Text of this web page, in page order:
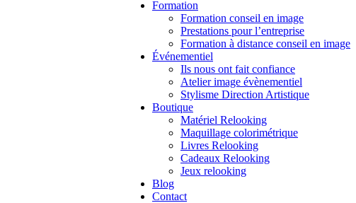
Formation
Formation conseil en image
Prestations pour l’entreprise
Formation à distance conseil en image
Événementiel
Ils nous ont fait confiance
Atelier image évènementiel
Stylisme Direction Artistique
Boutique
Matériel Relooking
Maquillage colorimétrique
Livres Relooking
Cadeaux Relooking
Jeux relooking
Blog
Contact